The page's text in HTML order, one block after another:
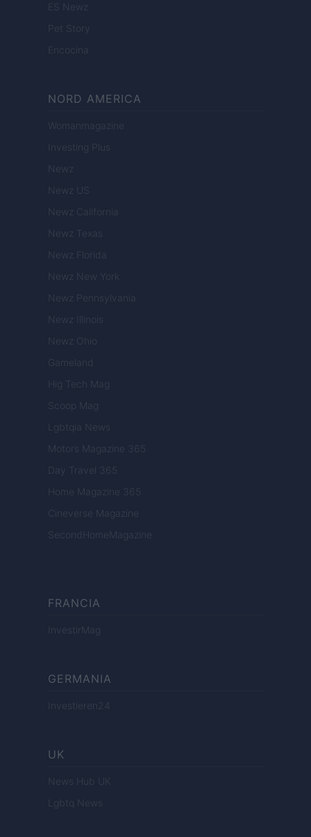
ES Newz
Pet Story
Encocina
NORD AMERICA
Womanmagazine
Investing Plus
Newz
Newz US
Newz California
Newz Texas
Newz Florida
Newz New York
Newz Pennsylvania
Newz Illinois
Newz Ohio
Gameland
Hig Tech Mag
Scoop Mag
Lgbtqia News
Motors Magazine 365
Day Travel 365
Home Magazine 365
Cineverse Magazine
SecondHomeMagazine
FRANCIA
InvestirMag
GERMANIA
Investieren24
UK
News Hub UK
Lgbtq News